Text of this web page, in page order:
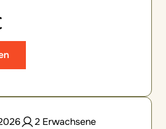
2 Erwachsene